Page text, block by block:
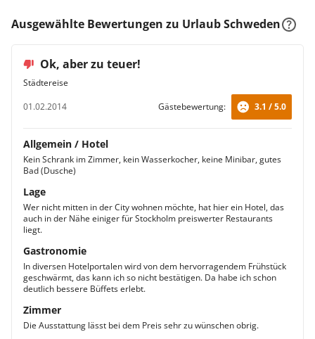
Ausgewählte Bewertungen zu Urlaub Schweden
Ok, aber zu teuer!
Städtereise
01.02.2014
Gästebewertung: 3.1 / 5.0
Allgemein / Hotel
Kein Schrank im Zimmer, kein Wasserkocher, keine Minibar, gutes
Bad (Dusche)
Lage
Wer nicht mitten in der City wohnen möchte, hat hier ein Hotel, das
auch in der Nähe einiger für Stockholm preiswerter Restaurants
liegt.
Gastronomie
In diversen Hotelportalen wird von dem hervorragendem Frühstück
geschwärmt, das kann ich so nicht bestätigen. Da habe ich schon
deutlich bessere Büffets erlebt.
Zimmer
Die Ausstattung lässt bei dem Preis sehr zu wünschen obrig.